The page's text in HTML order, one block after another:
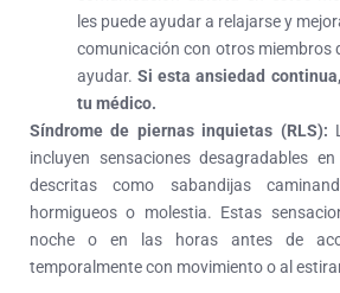
les puede ayudar a relajarse y
comunicación con otros miembros
ayudar.Si esta ansiedad
tu médico.
Síndrome de piernas inquietas (RLS):
incluyen sensaciones desagradables
descritas como sabandijas
hormigueos o molestia. Estas
noche o en las horas antes de
temporalmente con movimiento o al